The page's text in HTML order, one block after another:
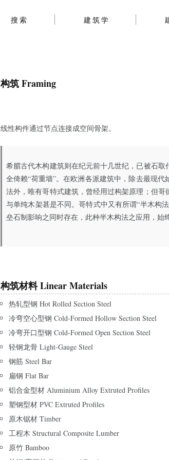
搜索 建筑学
构筑 Framing
线性构件通过节点连接成空间骨架。
希腊古代木构建筑则在纪元前十几世纪，已被石
全倚赖“荷重墙”。在欧洲各派建筑中，除去最现
法外，唯有哥特式建筑，曾经用过构架原理；但
与单纯木架甚是不同。哥特式中又有所谓“半木构
垒石制影响之同时存在，此种半木构法之应用，始
构筑材料 Linear Materials
热轧型钢 Hot Rolled Section Steel
冷弯空心型钢 Cold-Formed Hollow Section Steel
冷弯开口型钢 Cold-Formed Open Section Steel
轻钢龙骨 Light-Gauge Steel
钢筋 Steel Bar
扁钢 Flat Bar
铝合金型材 Aluminium Alloy Extruted Profiles
塑钢型材 PVC Extruted Profiles
原木锯材 Timber
工程木 Structural Composite Lumber
原竹 Bamboo